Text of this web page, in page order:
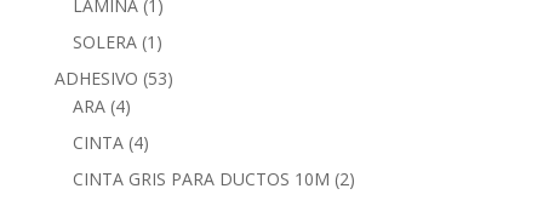
LAMINA (1)
SOLERA (1)
ADHESIVO (53)
ARA (4)
CINTA (4)
CINTA GRIS PARA DUCTOS 10M (2)